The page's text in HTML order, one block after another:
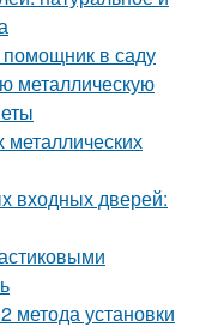
в саду
металлическую
входных дверей:
метода установки